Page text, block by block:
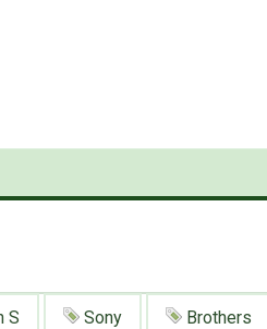
S Sony Brothers